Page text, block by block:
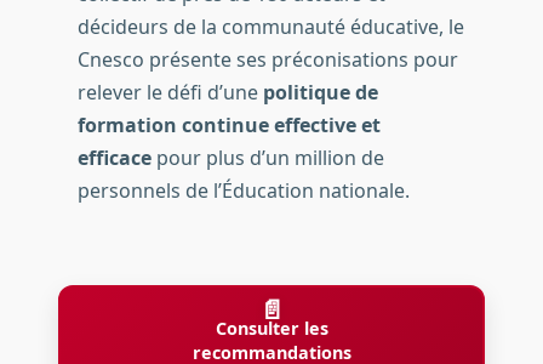
décideurs de la communauté éducative, le
Cnesco présente ses préconisations pour
relever le défi d’une politique de
formation continue effective et
efficacepour plus d’un million de
personnels de l’Éducation nationale.
📄
Consulter les
recommandations